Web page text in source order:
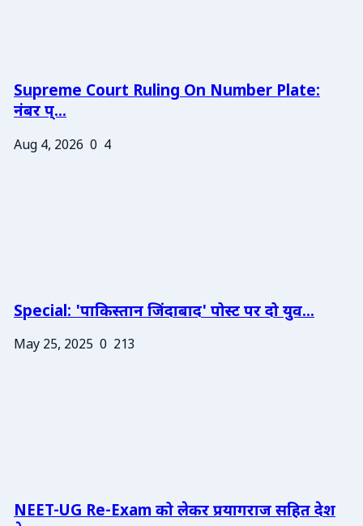
Supreme Court Ruling On Number Plate:
नंबर प्...
Aug 4, 2026 0 4
Special: 'पाकिस्तान जिंदाबाद' पोस्ट पर दो युव...
May 25, 2025 0 213
NEET-UG Re-Exam को लेकर प्रयागराज सहित देश